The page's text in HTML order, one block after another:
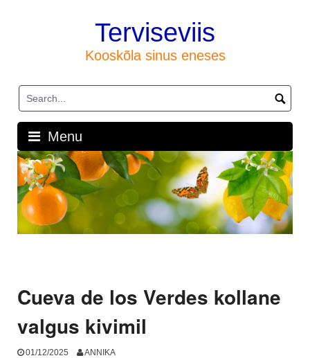
Terviseviis
Kooskõla sinus eneses
Menu
Cueva de los Verdes kollane
valgus kivimil
01/12/2025 ANNIKA